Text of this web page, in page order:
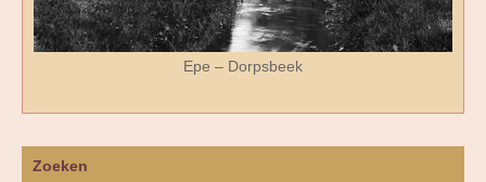
Epe – Dorpsbeek
Zoeken